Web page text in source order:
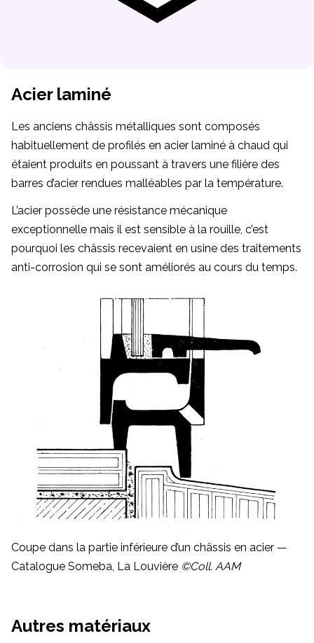
Acier laminé
Les anciens châssis métalliques sont composés
habituellement de profilés en acier laminé à chaud qui
étaient produits en poussant à travers une filière des
barres d’acier rendues malléables par la température.
L’acier possède une résistance mécanique
exceptionnelle mais il est sensible à la rouille, c’est
pourquoi les châssis recevaient en usine des traitements
anti-corrosion qui se sont améliorés au cours du temps.
Coupe dans la partie inférieure d’un châssis en acier —
Catalogue Someba, La Louvière ©Coll. AAM
Autres matériaux